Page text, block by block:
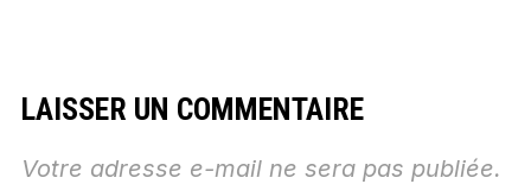
LAISSER UN COMMENTAIRE
Votre adresse e-mail ne sera pas publiée.